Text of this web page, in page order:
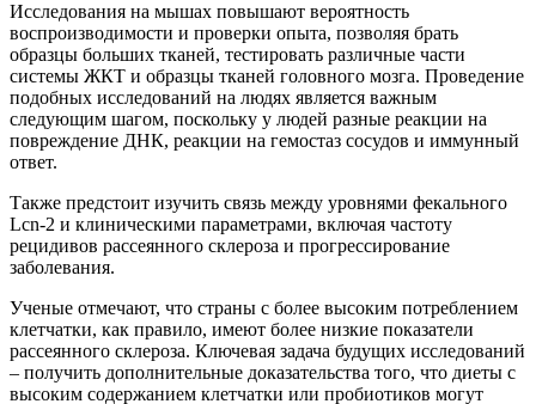
Исследования на мышах повышают вероятность
воспроизводимости и проверки опыта, позволяя брать
образцы больших тканей, тестировать различные части
системы ЖКТ и образцы тканей головного мозга. Проведение
подобных исследований на людях является важным
следующим шагом, поскольку у людей разные реакции на
повреждение ДНК, реакции на гемостаз сосудов и иммунный
ответ.
Также предстоит изучить связь между уровнями фекального
Lcn-2 и клиническими параметрами, включая частоту
рецидивов рассеянного склероза и прогрессирование
заболевания.
Ученые отмечают, что страны с более высоким потреблением
клетчатки, как правило, имеют более низкие показатели
рассеянного склероза. Ключевая задача будущих исследований
– получить дополнительные доказательства того, что диеты с
высоким содержанием клетчатки или пробиотиков могут